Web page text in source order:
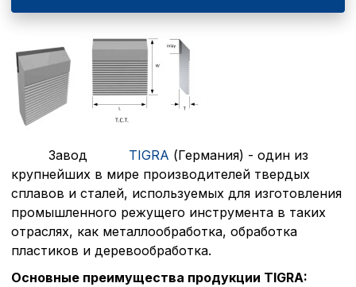
Завод TIGRA (Германия) - один из
крупнейших в мире производителей твердых
сплавов и сталей, используемых для изготовления
промышленного режущего инструмента в таких
отраслях, как металлообработка, обработка
пластиков и деревообработка.
Основные преимущества продукции TIGRA: